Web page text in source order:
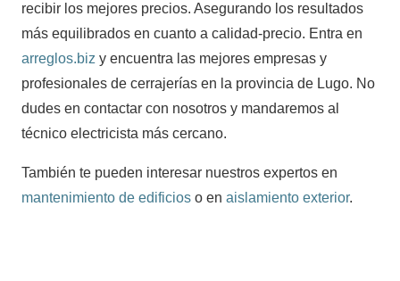
recibir los mejores precios. Asegurando los resultados
más equilibrados en cuanto a calidad-precio. Entra en
arreglos.biz y encuentra las mejores empresas y
profesionales de cerrajerías en la provincia de Lugo. No
dudes en contactar con nosotros y mandaremos al
técnico electricista más cercano.
También te pueden interesar nuestros expertos en
mantenimiento de edificios o en aislamiento exterior.